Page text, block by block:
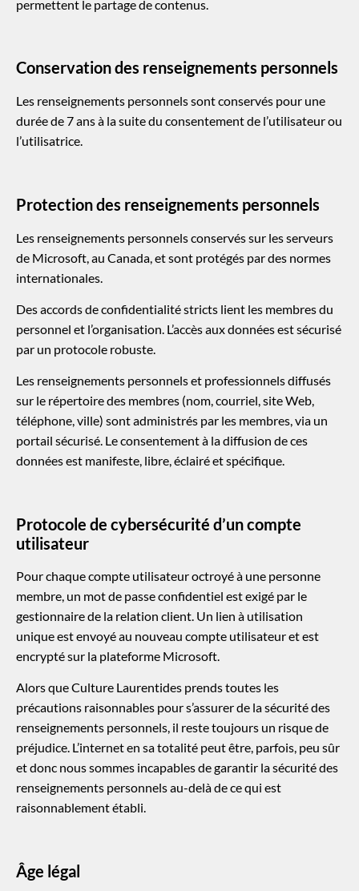
permettent le partage de contenus.
Conservation des renseignements personnels
Les renseignements personnels sont conservés pour une
durée de 7 ans à la suite du consentement de l’utilisateur ou
l’utilisatrice.
Protection des renseignements personnels
Les renseignements personnels conservés sur les serveurs
de Microsoft, au Canada, et sont protégés par des normes
internationales.
Des accords de confidentialité stricts lient les membres du
personnel et l’organisation. L’accès aux données est sécurisé
par un protocole robuste.
Les renseignements personnels et professionnels diffusés
sur le répertoire des membres (nom, courriel, site Web,
téléphone, ville) sont administrés par les membres, via un
portail sécurisé. Le consentement à la diffusion de ces
données est manifeste, libre, éclairé et spécifique.
Protocole de cybersécurité d’un compte
utilisateur
Pour chaque compte utilisateur octroyé à une personne
membre, un mot de passe confidentiel est exigé par le
gestionnaire de la relation client. Un lien à utilisation
unique est envoyé au nouveau compte utilisateur et est
encrypté sur la plateforme Microsoft.
Alors que Culture Laurentides prends toutes les
précautions raisonnables pour s’assurer de la sécurité des
renseignements personnels, il reste toujours un risque de
préjudice. L’internet en sa totalité peut être, parfois, peu sûr
et donc nous sommes incapables de garantir la sécurité des
renseignements personnels au-delà de ce qui est
raisonnablement établi.
Âge légal